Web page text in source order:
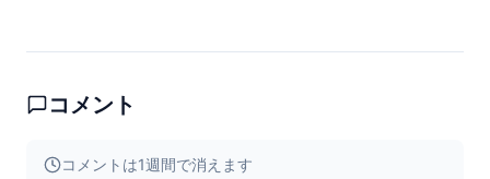
コメント
コメントは1週間で消えます